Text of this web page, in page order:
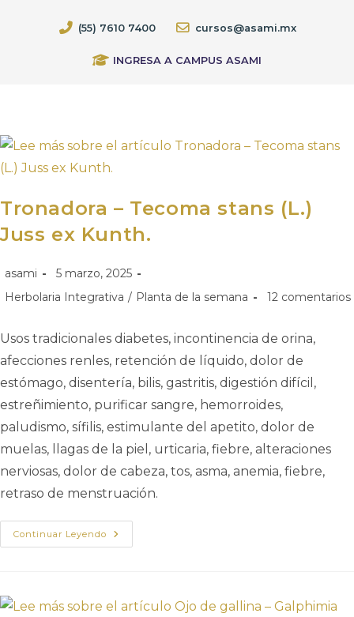
(55) 7610 7400 cursos@asami.mx
INGRESA A CAMPUS ASAMI
Tronadora – Tecoma stans (L.)
Juss ex Kunth.
asami
5 marzo, 2025
Herbolaria Integrativa / Planta de la semana 12 comentarios
Usos tradicionales diabetes, incontinencia de orina,
afecciones renles, retención de líquido, dolor de
estómago, disentería, bilis, gastritis, digestión difícil,
estreñimiento, purificar sangre, hemorroides,
paludismo, sífilis, estimulante del apetito, dolor de
muelas, llagas de la piel, urticaria, fiebre, alteraciones
nerviosas, dolor de cabeza, tos, asma, anemia, fiebre,
retraso de menstruación.
Continuar Leyendo